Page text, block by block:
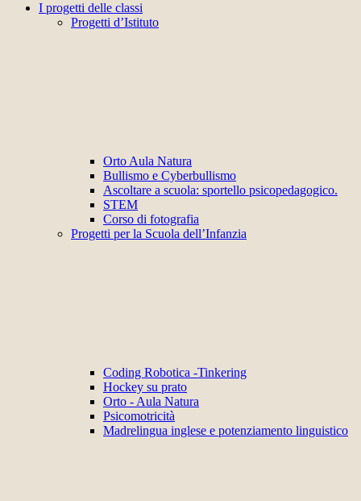
I progetti delle classi
Progetti d’Istituto
Orto Aula Natura
Bullismo e Cyberbullismo
Ascoltare a scuola: sportello psicopedagogico.
STEM
Corso di fotografia
Progetti per la Scuola dell’Infanzia
Coding Robotica -Tinkering
Hockey su prato
Orto - Aula Natura
Psicomotricità
Madrelingua inglese e potenziamento linguistico